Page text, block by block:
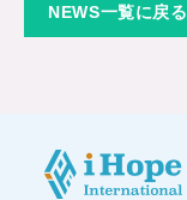
NEWS一覧に戻る